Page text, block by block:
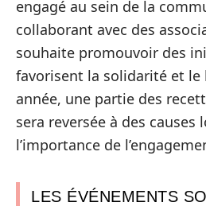
engagé au sein de la
collaborant avec des
souhaite promouvoir des
favorisent la solidarité et le
année, une partie des
sera reversée à des
l’importance de
LES ÉVÉNEMENTS